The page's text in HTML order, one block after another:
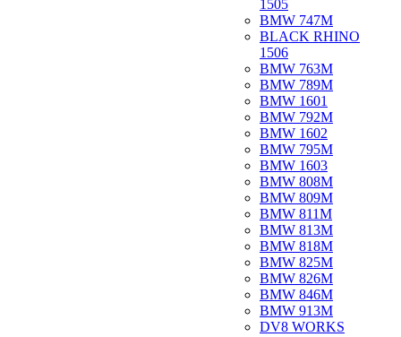
1505
BMW 747M
BLACK RHINO
1506
BMW 763M
BMW 789M
BMW 1601
BMW 792M
BMW 1602
BMW 795M
BMW 1603
BMW 808M
BMW 809M
BMW 811M
BMW 813M
BMW 818M
BMW 825M
BMW 826M
BMW 846M
BMW 913M
DV8 WORKS